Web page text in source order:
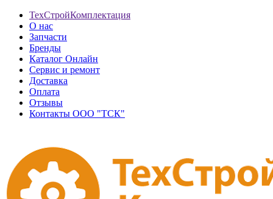
ТехСтройКомплектация
О нас
Запчасти
Бренды
Каталог Онлайн
Сервис и ремонт
Доставка
Оплата
Отзывы
Контакты ООО "ТСК"